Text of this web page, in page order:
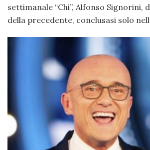
settimanale “Chi”, Alfonso Signorini,
della precedente, conclusasi solo